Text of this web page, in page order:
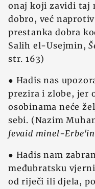
onaj koji zavidi taj
dobro, već
prestanka dobra
Salih el-Usejmin,
str. 163)
● Hadis nas
prezira i zlobe, jer
osobinama neće
sebi. (Nazim
fevaid minel-
● Hadis nam
međubratsku
od riječi ili djela,